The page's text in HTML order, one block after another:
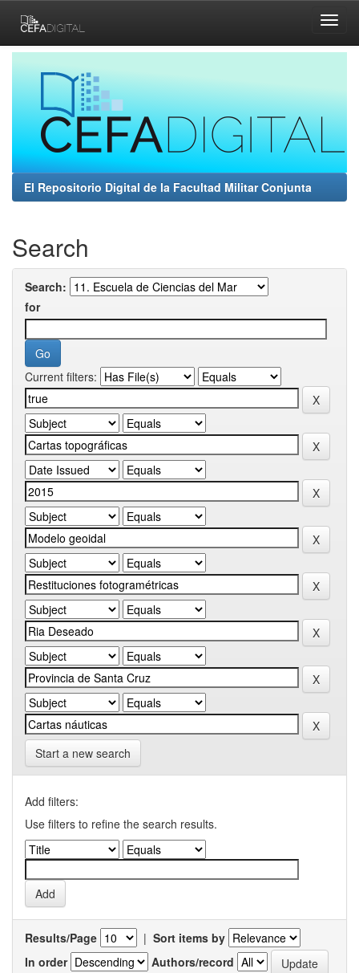
navigation
El Repositorio Digital de la Facultad Militar Conjunta
Search
Search:
for
Current filters:
Start a new search
Add filters:
Use filters to refine the search results.
Results/Page | Sort items by
In order
Authors/record